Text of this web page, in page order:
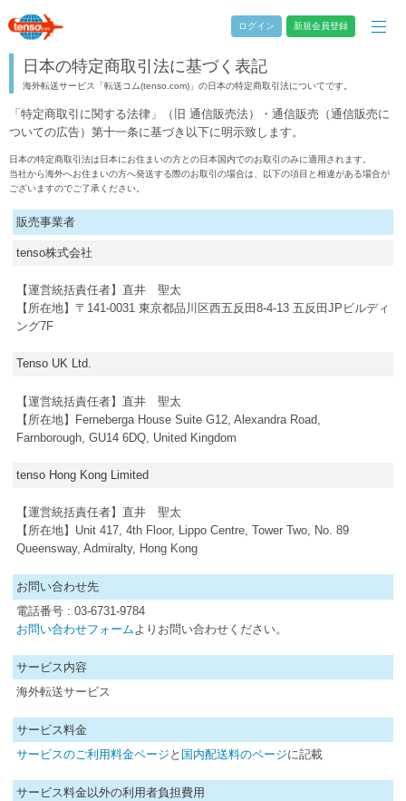
ログイン 新規会員登録
日本の特定商取引法に基づく表記
海外転送サービス「転送コム(tenso.com)」の日本の特定商取引法についてです。
「特定商取引に関する法律」（旧 通信販売法）・通信販売（通信販売に
ついての広告）第十一条に基づき以下に明示致します。
日本の特定商取引法は日本にお住まいの方との日本国内でのお取引のみに適用されます。
当社から海外へお住まいの方へ発送する際のお取引の場合は、以下の項目と相違がある場合が
ございますのでご了承ください。
販売事業者
tenso株式会社
【運営統括責任者】直井 聖太
【所在地】〒141-0031 東京都品川区西五反田8-4-13 五反田JPビルディ
ング7F
Tenso UK Ltd.
【運営統括責任者】直井 聖太
【所在地】Ferneberga House Suite G12, Alexandra Road,
Farnborough, GU14 6DQ, United Kingdom
tenso Hong Kong Limited
【運営統括責任者】直井 聖太
【所在地】Unit 417, 4th Floor, Lippo Centre, Tower Two, No. 89
Queensway, Admiralty, Hong Kong
お問い合わせ先
電話番号 : 03-6731-9784
お問い合わせフォームよりお問い合わせください。
サービス内容
海外転送サービス
サービス料金
サービスのご利用料金ページ と 国内配送料のページに記載
サービス料金以外の利用者負担費用